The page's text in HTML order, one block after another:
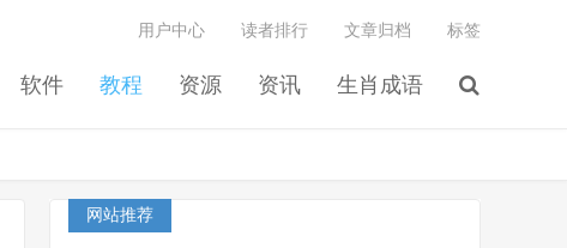
软件 教程 资源 资讯 生肖成语
用户中心 读者排行 文章归档 标签
网站推荐